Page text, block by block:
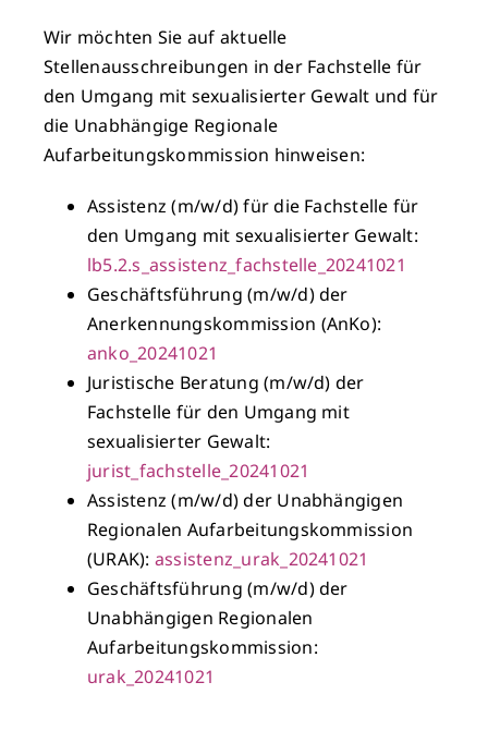
Wir möchten Sie auf aktuelle
Stellenausschreibungen in der Fachstelle für
den Umgang mit sexualisierter Gewalt und für
die Unabhängige Regionale
Aufarbeitungskommission hinweisen:
Assistenz (m/w/d) für die Fachstelle für
den Umgang mit sexualisierter Gewalt:
lb5.2.s_assistenz_fachstelle_20241021
Geschäftsführung (m/w/d) der
Anerkennungskommission (AnKo):
anko_20241021
Juristische Beratung (m/w/d) der
Fachstelle für den Umgang mit
sexualisierter Gewalt:
jurist_fachstelle_20241021
Assistenz (m/w/d) der Unabhängigen
Regionalen Aufarbeitungskommission
(URAK): assistenz_urak_20241021
Geschäftsführung (m/w/d) der
Unabhängigen Regionalen
Aufarbeitungskommission:
urak_20241021